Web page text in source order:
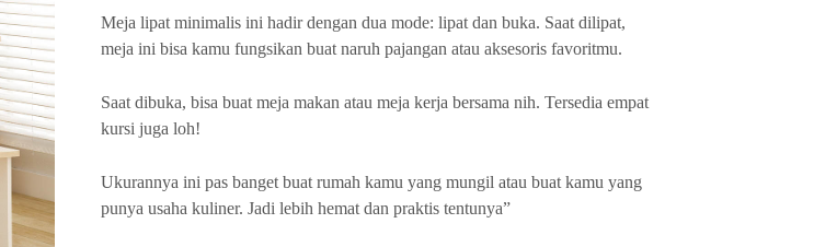
Meja lipat minimalis ini hadir dengan dua mode: lipat dan buka. Saat dilipat,
meja ini bisa kamu fungsikan buat naruh pajangan atau aksesoris favoritmu.
Saat dibuka, bisa buat meja makan atau meja kerja bersama nih. Tersedia empat
kursi juga loh!
Ukurannya ini pas banget buat rumah kamu yang mungil atau buat kamu yang
punya usaha kuliner. Jadi lebih hemat dan praktis tentunya”